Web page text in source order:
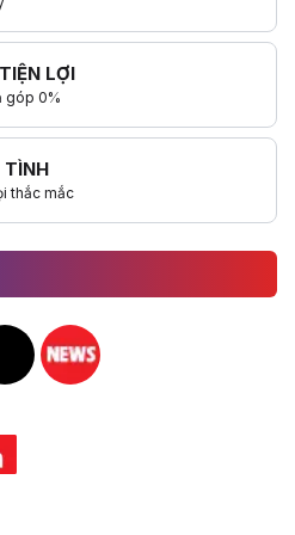
LỢI
góp 0%
TÌNH
thắc mắc
Instagram
Hacom TikTok